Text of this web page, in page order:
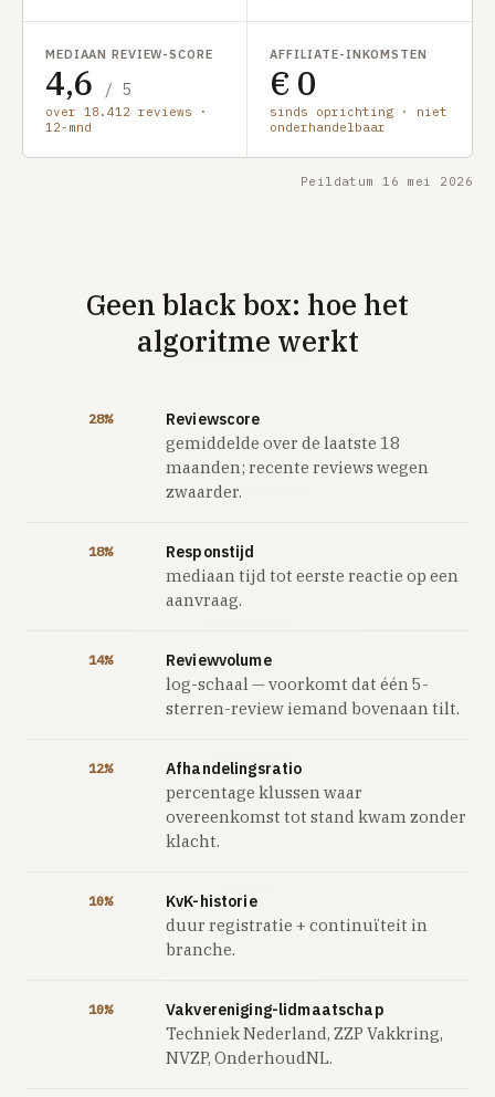
MEDIAAN REVIEW-SCORE
4,6 / 5
over 18.412 reviews ·
12-mnd
AFFILIATE-INKOMSTEN
€ 0
sinds oprichting · niet
onderhandelbaar
Peildatum 16 mei 2026
Geen black box: hoe het
algoritme werkt
28% Reviewscore
gemiddelde over de laatste 18
maanden; recente reviews wegen
zwaarder.
18% Responstijd
mediaan tijd tot eerste reactie op een
aanvraag.
14% Reviewvolume
log-schaal — voorkomt dat één 5-
sterren-review iemand bovenaan tilt.
12% Afhandelingsratio
percentage klussen waar
overeenkomst tot stand kwam zonder
klacht.
10% KvK-historie
duur registratie + continuïteit in
branche.
10% Vakvereniging-lidmaatschap
Techniek Nederland, ZZP Vakkring,
NVZP, OnderhoudNL.